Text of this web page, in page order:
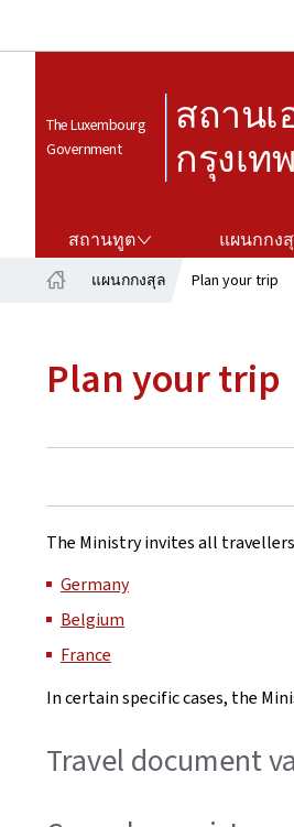
The Luxembourg
Government
สถาน
กรุงเท
สถานทูต แผนกกง
แผนกกงสุล Plan your trip
Plan your trip
The Ministry invites all
Germany
Belgium
France
In certain specific cases, the
Travel document